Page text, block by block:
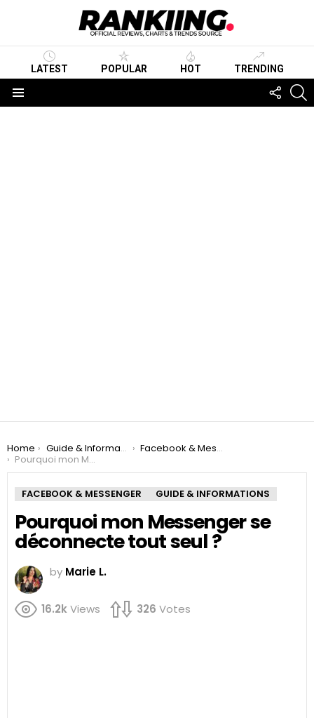
LATEST POPULAR HOT TRENDING
US
You are here:
Home Guide & Informations
Facebook & Messenger
Pourquoi mon Messenger se déconnecte tout seul ?
FACEBOOK & MESSENGER GUIDE & INFORMATIONS
Pourquoi mon Messenger se
déconnecte tout seul ?
by Marie L.
16.2kViews 326 Votes